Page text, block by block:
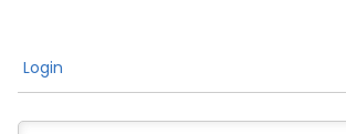
Login